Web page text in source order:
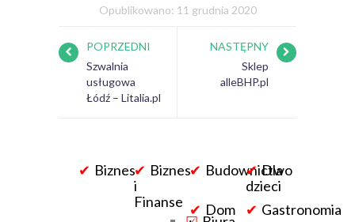
Opublikowano: 11 grudnia 2020
POPRZEDNI
Szwalnia
usługowa
Łódź – Litalia.pl
NASTĘPNY
Sklep
alleBHP.pl
Biznes
Biznes
i
Finanse
Budownictwo
Dla
dzieci
Dom
Gastronomia